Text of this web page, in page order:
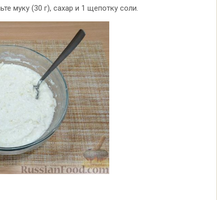
муку (30 г), сахар и 1 щепотку соли.